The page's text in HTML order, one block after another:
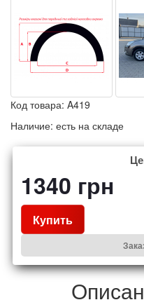
Код товара: A419
Наличие: есть на складе
1340 грн
Купить